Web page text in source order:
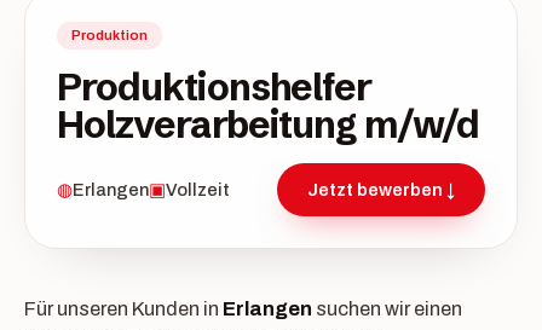
Produktion
Produktionshelfer
Holzverarbeitung m/w/d
◍Erlangen▣Vollzeit Jetzt bewerben ↓
Für unseren Kunden in Erlangen suchen wir einen